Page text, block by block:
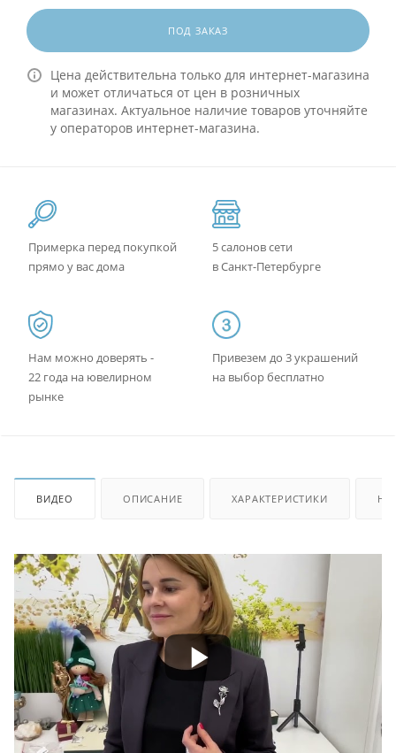
ПОД ЗАКАЗ
Цена действительна только для интернет-магазина
и может отличаться от цен в розничных
магазинах. Актуальное наличие товаров уточняйте
у операторов интернет-магазина.
Примерка перед покупкой
прямо у вас дома
5 салонов сети
в Санкт-Петербурге
Нам можно доверять -
22 года на ювелирном
рынке
Привезем до 3 украшений
на выбор бесплатно
ВИДЕО ОПИСАНИЕ ХАРАКТЕРИСТИКИ